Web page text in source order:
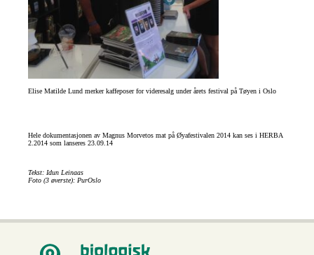
Elise Matilde Lund merker kaffeposer for videresalg under årets festival på Tøyen i Oslo
Hele dokumentasjonen av Magnus Morvetos mat på Øyafestivalen 2014 kan ses i HERBA
2.2014 som lanseres 23.09.14
Tekst: Idun Leinaas
Foto (3 øverste): PurOslo